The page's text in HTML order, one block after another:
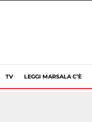
TV LEGGI MARSALA C’È